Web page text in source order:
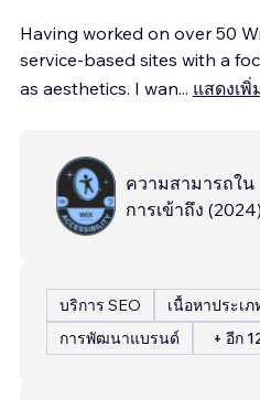
Having worked on over 50
service-based sites with a
as aesthetics. I wan... แสดงเ
ความสามารถใน
การเข้าถึง (2024)
บริการ SEO
เนื้อหาประเ
การพัฒนาแบรนด์
+ อีก